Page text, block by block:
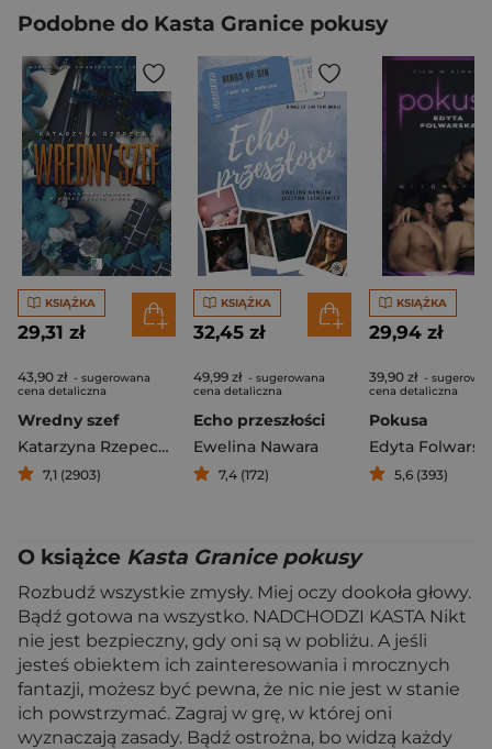
Podobne do Kasta Granice pokusy
KSIĄŻKA
29,31 zł
43,90 zł - sugerowana
cena detaliczna
Wredny szef
Katarzyna Rzepecka
7,1 (2903)
KSIĄŻKA
32,45 zł
49,99 zł - sugerowana
cena detaliczna
Echo przeszłości
Ewelina Nawara
7,4 (172)
KSIĄŻKA
29,94 zł
39,90 zł -
cena detaliczna
Pokusa
Edyta
5,6 (393)
O książce Kasta Granice pokusy
Rozbudź wszystkie zmysły. Miej oczy dookoła głowy.
Bądź gotowa na wszystko. NADCHODZI KASTA Nikt
nie jest bezpieczny, gdy oni są w pobliżu. A jeśli
jesteś obiektem ich zainteresowania i mrocznych
fantazji, możesz być pewna, że nic nie jest w stanie
ich powstrzymać. Zagraj w grę, w której oni
wyznaczają zasady. Bądź ostrożna, bo widzą każdy